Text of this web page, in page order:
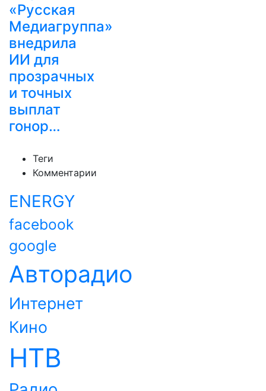
«Русская
Медиагруппа»
внедрила
ИИ для
прозрачных
и точных
выплат
гонор…
Теги
Комментарии
ENERGY
facebook
google
Авторадио
Интернет
Кино
НТВ